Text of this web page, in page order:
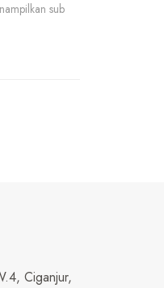
sub
Ciganjur,